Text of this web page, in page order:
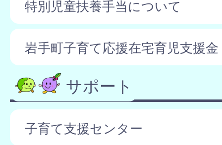
特別児童扶養手当について
岩手町子育て応援在宅育児支援金
サポート
子育て支援センター